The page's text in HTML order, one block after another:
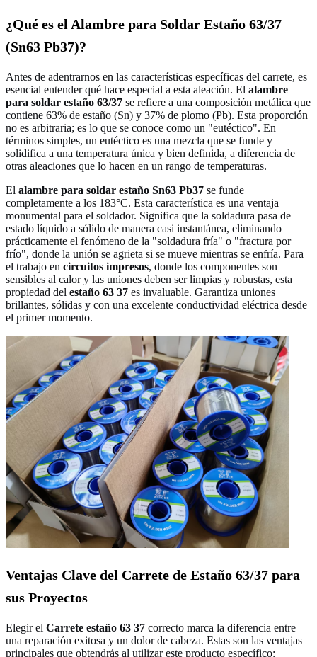
¿Qué es el Alambre para Soldar Estaño 63/37
(Sn63 Pb37)?
Antes de adentrarnos en las características específicas del carrete, es
esencial entender qué hace especial a esta aleación. El alambre
para soldar estaño 63/37 se refiere a una composición metálica que
contiene 63% de estaño (Sn) y 37% de plomo (Pb). Esta proporción
no es arbitraria; es lo que se conoce como un "eutéctico". En
términos simples, un eutéctico es una mezcla que se funde y
solidifica a una temperatura única y bien definida, a diferencia de
otras aleaciones que lo hacen en un rango de temperaturas.
El alambre para soldar estaño Sn63 Pb37 se funde
completamente a los 183°C. Esta característica es una ventaja
monumental para el soldador. Significa que la soldadura pasa de
estado líquido a sólido de manera casi instantánea, eliminando
prácticamente el fenómeno de la "soldadura fría" o "fractura por
frío", donde la unión se agrieta si se mueve mientras se enfría. Para
el trabajo en circuitos impresos, donde los componentes son
sensibles al calor y las uniones deben ser limpias y robustas, esta
propiedad del estaño 63 37 es invaluable. Garantiza uniones
brillantes, sólidas y con una excelente conductividad eléctrica desde
el primer momento.
Ventajas Clave del Carrete de Estaño 63/37 para
sus Proyectos
Elegir el Carrete estaño 63 37 correcto marca la diferencia entre
una reparación exitosa y un dolor de cabeza. Estas son las ventajas
principales que obtendrás al utilizar este producto específico: